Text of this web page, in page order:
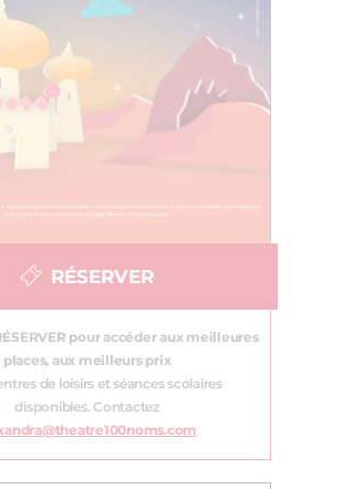
RÉSERVER
pour accéder aux meilleures
places, aux meilleurs prix
de loisirs et séances scolaires
disponibles. Contactez